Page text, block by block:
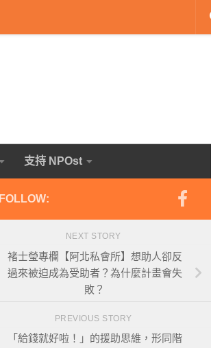
支持 NPOst
FOLLOW:
NEXT STORY
褚士瑩專欄【阿北私會所】想助人卻反
過來被迫成為受助者？為什麼計畫會失
敗？
PREVIOUS STORY
「給錢就好啦！」的援助思維，形同階